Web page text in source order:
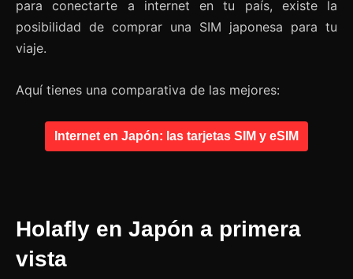
para conectarte a internet en tu país, existe la
posibilidad de comprar una SIM japonesa para tu
viaje.
Aquí tienes una comparativa de las mejores:
Internet en Japón: las tarjetas SIM y eSIM
Holafly en Japón a primera
vista